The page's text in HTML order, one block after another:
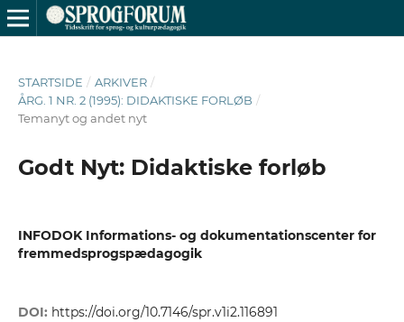
STARTSIDE / ARKIVER /
ÅRG. 1 NR. 2 (1995): DIDAKTISKE FORLØB /
Temanyt og andet nyt
Godt Nyt: Didaktiske forløb
INFODOK Informations- og dokumentationscenter for
fremmedsprogspædagogik
DOI: https://doi.org/10.7146/spr.v1i2.116891